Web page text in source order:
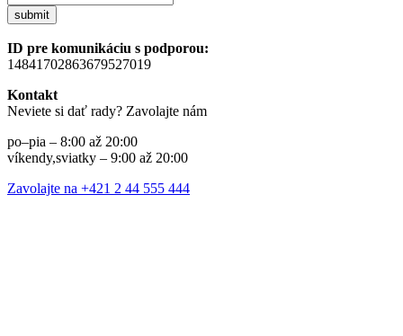
submit
ID pre komunikáciu s podporou:
14841702863679527019
Kontakt
Neviete si dať rady? Zavolajte nám
po–pia – 8:00 až 20:00
víkendy,sviatky – 9:00 až 20:00
Zavolajte na +421 2 44 555 444